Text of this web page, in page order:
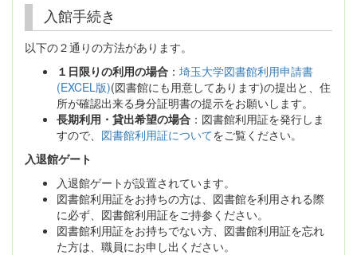
入館手続き
以下の２通りの方法があります。
１日限りの利用の場合 ： 埼玉大学図書館利用申請書
(EXCEL版)(図書館にも用意してあります)の提出と、住
所が確認出来る身分証明書の提示をお願いします。
長期利用・貸出希望の場合 ：図書館利用証を発行しま
すので、 図書館利用証についてをご覧ください。
入退館ゲート
入退館ゲートが設置されています。
図書館利用証をお持ちの方は、図書館を利用される際
に必ず、図書館利用証をご持参ください。
図書館利用証をお持ちでない方、図書館利用証を忘れ
た方は、職員にお申し出ください。